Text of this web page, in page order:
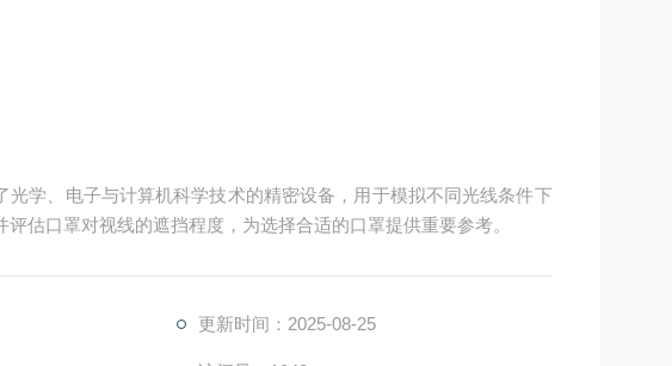
光学、电子与计算机科学技术的精密设备，用于模拟不同光线条件下
估口罩对视线的遮挡程度，为选择合适的口罩提供重要参考。
更新时间：2025-08-25